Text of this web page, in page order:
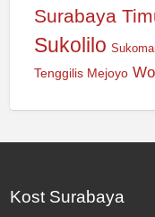
Surabaya
Sukolilo
Tenggilis Mejoyo
Kost Surabaya